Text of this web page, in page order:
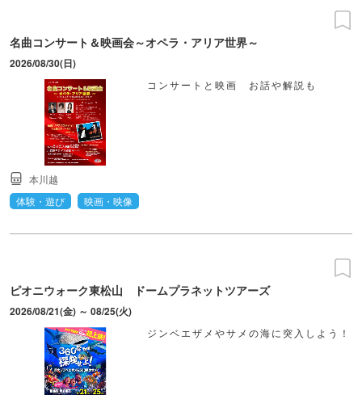
名曲コンサート＆映画会～オペラ・アリア世界～
2026/08/30(日)
コンサートと映画 お話や解説も
本川越
体験・遊び
映画・映像
ピオニウォーク東松山 ドームプラネットツアーズ
2026/08/21(金) ～ 08/25(火)
ジンベエザメやサメの海に突入しよう！